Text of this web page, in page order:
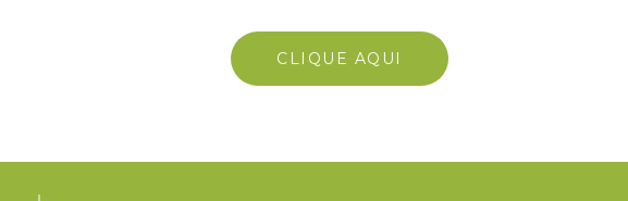
CLIQUE AQUI